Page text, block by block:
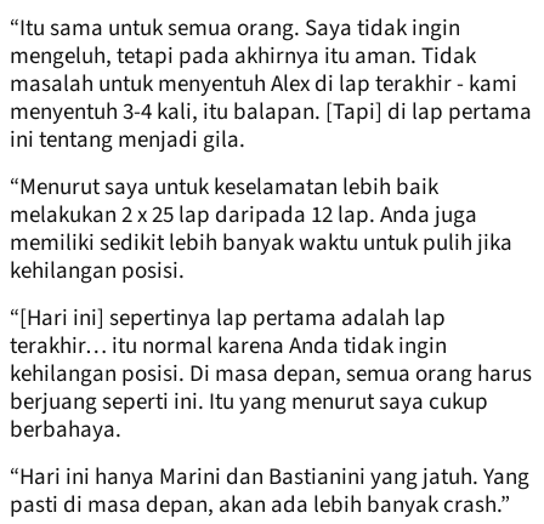
“Itu sama untuk semua orang. Saya tidak ingin
mengeluh, tetapi pada akhirnya itu aman. Tidak
masalah untuk menyentuh Alex di lap terakhir - kami
menyentuh 3-4 kali, itu balapan. [Tapi] di lap pertama
ini tentang menjadi gila.
“Menurut saya untuk keselamatan lebih baik
melakukan 2 x 25 lap daripada 12 lap. Anda juga
memiliki sedikit lebih banyak waktu untuk pulih jika
kehilangan posisi.
“[Hari ini] sepertinya lap pertama adalah lap
terakhir… itu normal karena Anda tidak ingin
kehilangan posisi. Di masa depan, semua orang harus
berjuang seperti ini. Itu yang menurut saya cukup
berbahaya.
“Hari ini hanya Marini dan Bastianini yang jatuh. Yang
pasti di masa depan, akan ada lebih banyak crash.”